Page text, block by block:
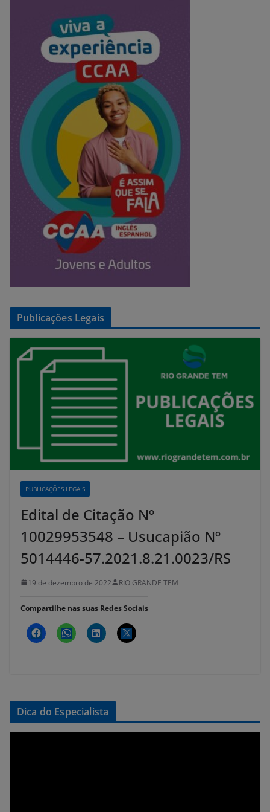
Publicações Legais
PUBLICAÇÕES LEGAIS
Edital de Citação Nº
10029953548 – Usucapião Nº
5014446-57.2021.8.21.0023/RS
19 de dezembro de 2022 RIO GRANDE TEM
Compartilhe nas suas Redes Sociais
Dica do Especialista